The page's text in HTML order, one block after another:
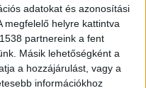
adatokat és azonosítási
megfelelő helyre kattintva
partnereink a fent
Másik lehetőségként a
a hozzájárulást, vagy a
információkhoz
hulladék természet
villanyautó víz zöld
zöld hirek